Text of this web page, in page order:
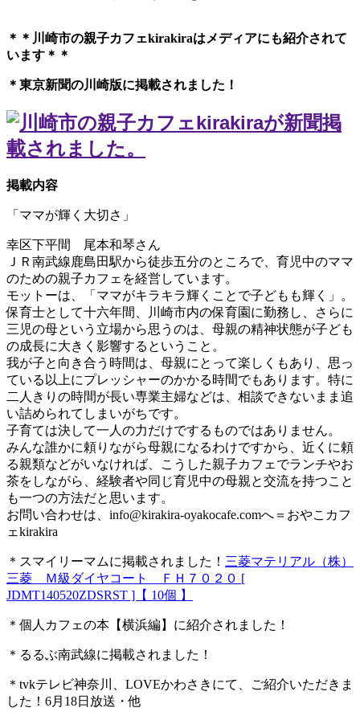
＊＊川崎市の親子カフェkirakiraは メディアにも紹介されて
います＊＊
＊東京新聞の川崎版に掲載されました！
掲載内容
「ママが輝く大切さ」
幸区下平間 尾本和琴さん
ＪＲ南武線鹿島田駅から徒歩五分のところで、育児中のママ
のための親子カフェを経営しています。
モットーは、「ママがキラキラ輝くことで子どもも輝く」。
保育士として十六年間、川崎市内の保育園に勤務し、さらに
三児の母という立場から思うのは、母親の精神状態が子ども
の成長に大きく影響するということ。
我が子と向き合う時間は、母親にとって楽しくもあり、思っ
ている以上にプレッシャーのかかる時間でもあります。特に
二人きりの時間が長い専業主婦などは、相談できないまま追
い詰められてしまいがちです。
子育ては決して一人の力だけでするものではありません。
みんな誰かに頼りながら母親になるわけですから、近くに頼
る親類などがいなければ、こうした親子カフェでランチやお
茶をしながら、経験者や同じ育児中の母親と交流を持つこと
も一つの方法だと思います。
お問い合わせは、 info@kirakira-oyakocafe.comへ＝おやこカフ
ェkirakira
＊スマイリーマムに掲載されました！ 三菱マテリアル（株）
三菱 Ｍ級ダイヤコート ＦＨ７０２０ [
JDMT140520ZDSRST ]【 10個 】
＊個人カフェの本【横浜編】に紹介されました！
＊るるぶ南武線に掲載されました！
＊tvkテレビ神奈川、LOVEかわさきにて、ご紹介いただきま
した！6月18日放送・他